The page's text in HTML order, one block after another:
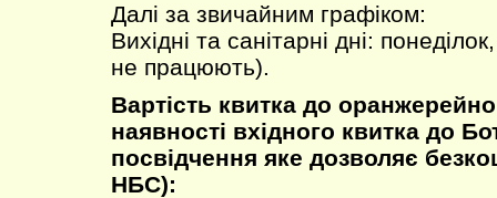
Далі за звичайним графіком:
Вихідні та санітарні дні:
не працюють).
Вартість квитка до
наявності вхідного квитка до
посвідчення яке дозволяє
НБС):